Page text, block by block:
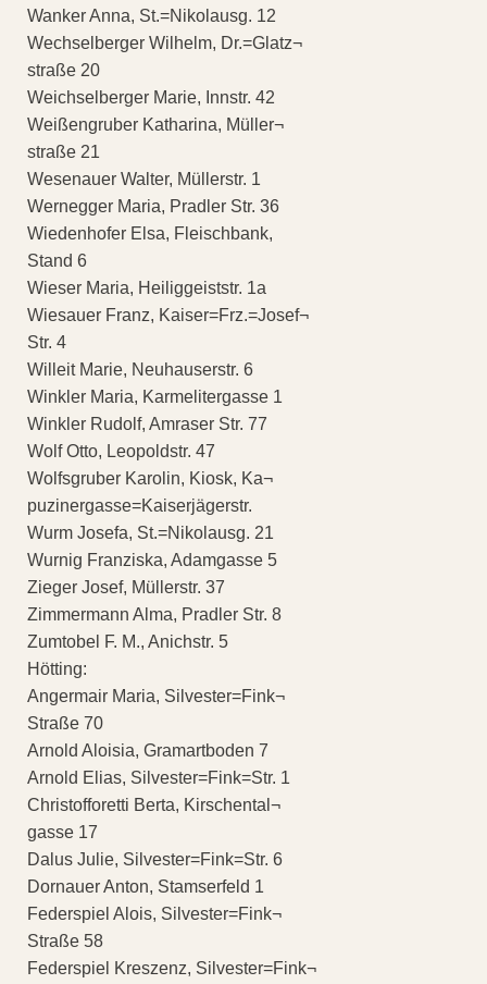
Wanker Anna, St.=Nikolausg. 12
Wechselberger Wilhelm, Dr.=Glatz¬
straße 20
Weichselberger Marie, Innstr. 42
Weißengruber Katharina, Müller¬
straße 21
Wesenauer Walter, Müllerstr. 1
Wernegger Maria, Pradler Str. 36
Wiedenhofer Elsa, Fleischbank,
Stand 6
Wieser Maria, Heiliggeiststr. 1a
Wiesauer Franz, Kaiser=Frz.=Josef¬
Str. 4
Willeit Marie, Neuhauserstr. 6
Winkler Maria, Karmelitergasse 1
Winkler Rudolf, Amraser Str. 77
Wolf Otto, Leopoldstr. 47
Wolfsgruber Karolin, Kiosk, Ka¬
puzinergasse=Kaiserjägerstr.
Wurm Josefa, St.=Nikolausg. 21
Wurnig Franziska, Adamgasse 5
Zieger Josef, Müllerstr. 37
Zimmermann Alma, Pradler Str. 8
Zumtobel F. M., Anichstr. 5
Hötting:
Angermair Maria, Silvester=Fink¬
Straße 70
Arnold Aloisia, Gramartboden 7
Arnold Elias, Silvester=Fink=Str. 1
Christofforetti Berta, Kirschental¬
gasse 17
Dalus Julie, Silvester=Fink=Str. 6
Dornauer Anton, Stamserfeld 1
Federspiel Alois, Silvester=Fink¬
Straße 58
Federspiel Kreszenz, Silvester=Fink¬